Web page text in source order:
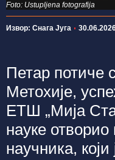
Foto: Ustupljena fotografija
Извор: Снага Југа
Петар потиче
Метохије,
ЕТШ „Мија
науке
научника,